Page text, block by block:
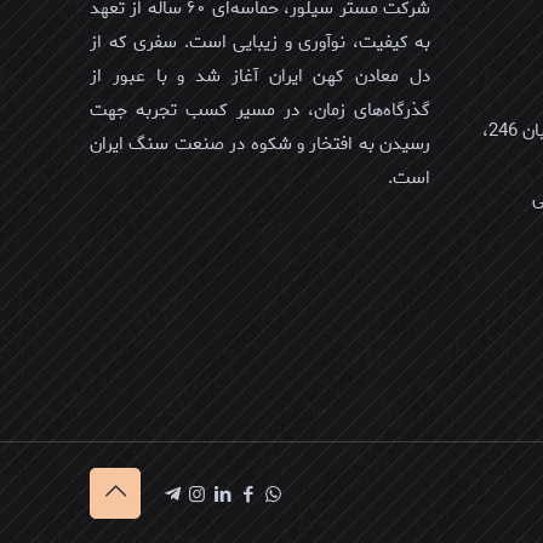
عمان، مسقط، العذیبه الشمالیه، خیابان 246،
شرکت مستر سیلور، حماسه‌ای ۶۰ ساله از تعهد
به کیفیت، نوآوری و زیبایی است. سفری که از
دل معادن کهن ایران آغاز شد و با عبور از
گذرگاه‌های زمان، در مسیر کسب تجربه جهت
رسیدن به افتخار و شکوه در صنعت سنگ ایران
است.